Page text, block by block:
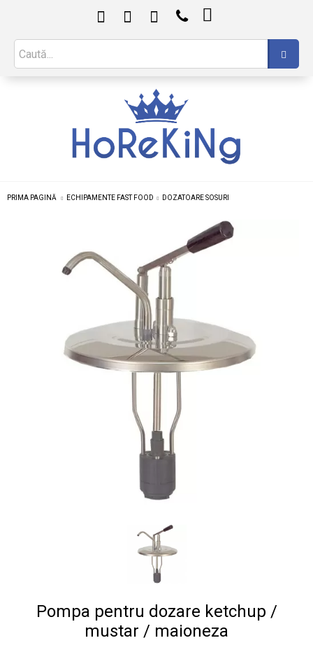

PRIMA PAGINĂ ECHIPAMENTE FAST FOOD DOZATOARE SOSURI
Pompa pentru dozare ketchup /
mustar / maioneza